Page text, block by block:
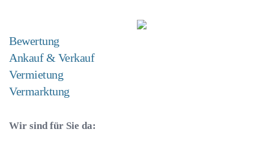
Bewertung
Ankauf & Verkauf
Vermietung
Vermarktung
Wir sind für Sie da: